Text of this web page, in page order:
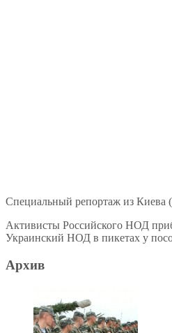
Специальный репортаж из Киева
Активисты Российского НОД
Украинский НОД в пикетах у
Архив